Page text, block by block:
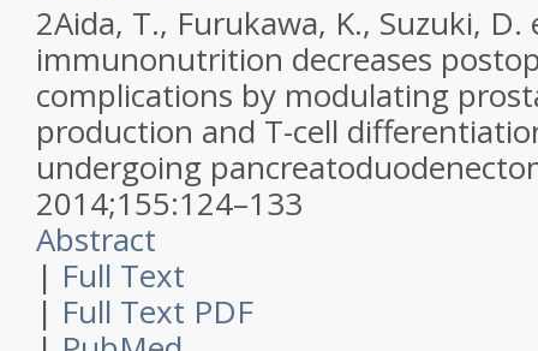
2Aida, T., Furukawa, K., Suzuki,
immunonutrition decreases
complications by modulating
production and T-cell
undergoing
2014;155:124–133
Abstract
| Full Text
| Full Text PDF